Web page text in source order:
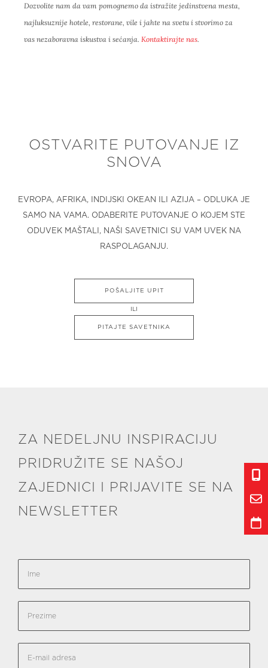
Dozvolite nam da vam pomognemo da istražite jedinstvena mesta,
najluksuznije hotele, restorane, vile i jahte na svetu i stvorimo za
vas nezaboravna iskustva i sećanja. Kontaktirajte nas.
OSTVARITE PUTOVANJE IZ
SNOVA
EVROPA, AFRIKA, INDIJSKI OKEAN ILI AZIJA – ODLUKA JE
SAMO NA VAMA. ODABERITE PUTOVANJE O KOJEM STE
ODUVEK MAŠTALI, NAŠI SAVETNICI SU VAM UVEK NA
RASPOLAGANJU.
POŠALJITE UPIT
PITAJTE SAVETNIKA
ZA NEDELJNU INSPIRACIJU
PRIDRUŽITE SE NAŠOJ
ZAJEDNICI I PRIJAVITE SE NA
NEWSLETTER